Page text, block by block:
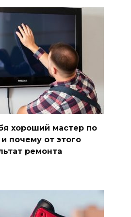
хороший мастер по
почему от этого
ремонта